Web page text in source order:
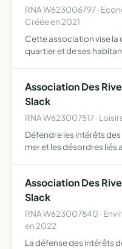
RNA W623006797 ·
Créée en 2021
Cette association vise
quartier et de ses
Association Des
Slack
RNA W623007517 ·
Défendre les intérêts
mer et les désordres liés
Association Des
Slack
RNA W623007840 ·
en 2022
La défense des intérêts